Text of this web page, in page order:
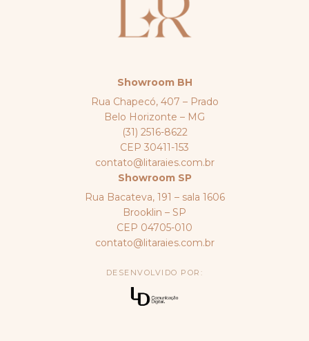
Showroom BH
Rua Chapecó, 407 – Prado
Belo Horizonte – MG
(31) 2516-8622
CEP 30411-153
contato@litaraies.com.br
Showroom SP
Rua Bacateva, 191 – sala 1606
Brooklin – SP
CEP 04705-010
contato@litaraies.com.br
DESENVOLVIDO POR: